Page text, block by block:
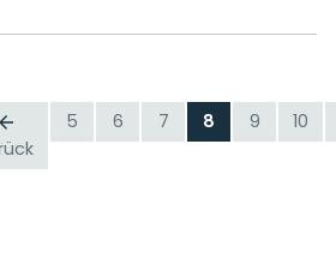
5 6 7 8 9 10